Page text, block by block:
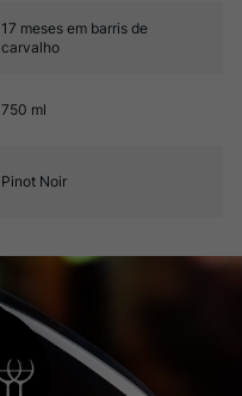
17 meses em barris de
carvalho
750 ml
Pinot Noir